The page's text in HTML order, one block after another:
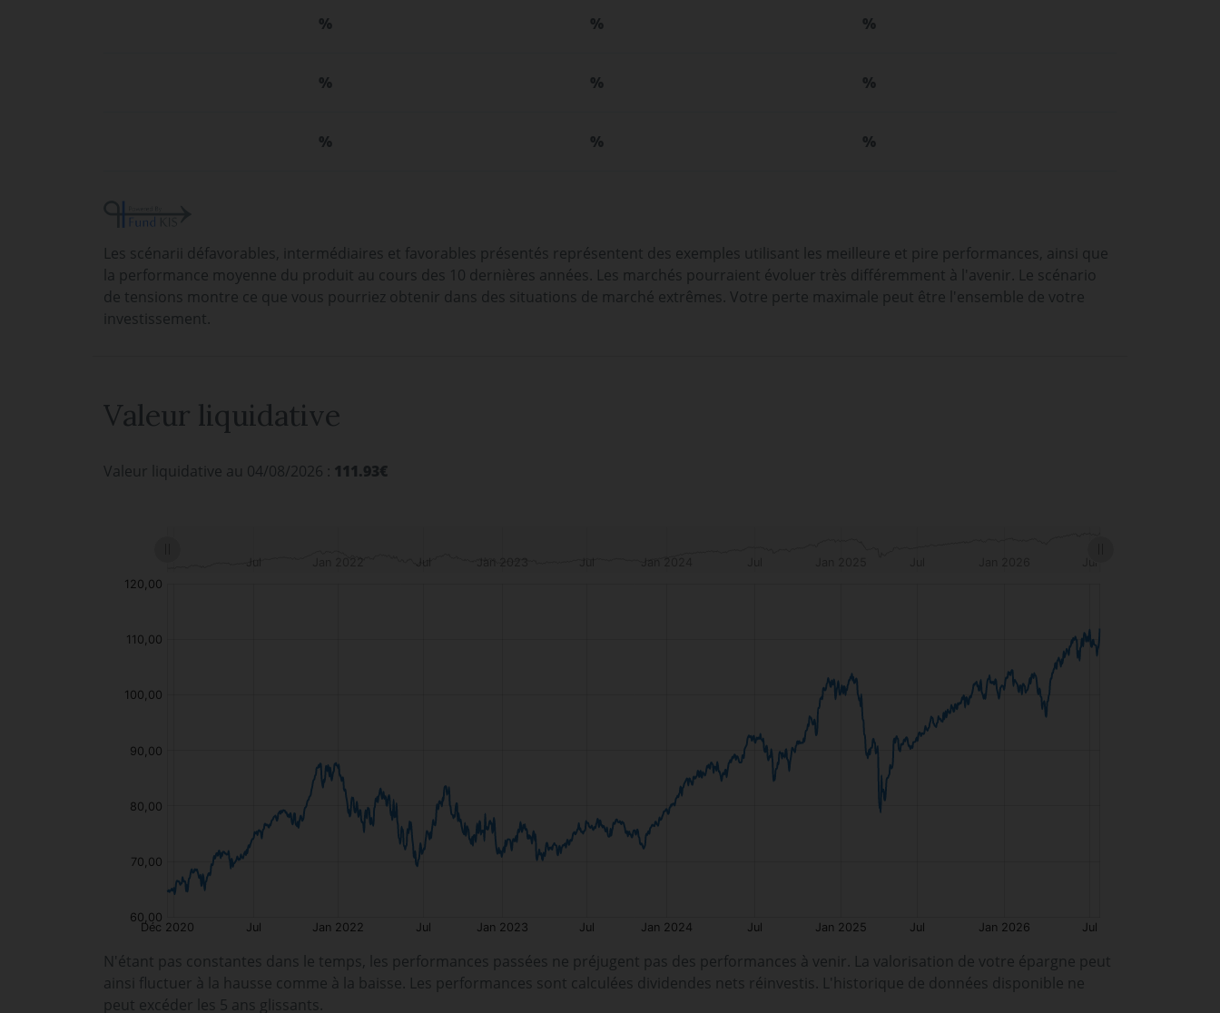
% % %
% % %
% % %
Les scénarii défavorables, intermédiaires et favorables présentés représentent des exemples utilisant les meilleure et pire performances, ainsi que
la performance moyenne du produit au cours des 10 dernières années. Les marchés pourraient évoluer très différemment à l'avenir. Le scénario
de tensions montre ce que vous pourriez obtenir dans des situations de marché extrêmes. Votre perte maximale peut être l'ensemble de votre
investissement.
Valeur liquidative
Valeur liquidative au 04/08/2026 : 111.93€
N'étant pas constantes dans le temps, les performances passées ne préjugent pas des performances à venir. La valorisation de votre épargne peut
ainsi fluctuer à la hausse comme à la baisse. Les performances sont calculées dividendes nets réinvestis. L'historique de données disponible ne
peut excéder les 5 ans glissants.